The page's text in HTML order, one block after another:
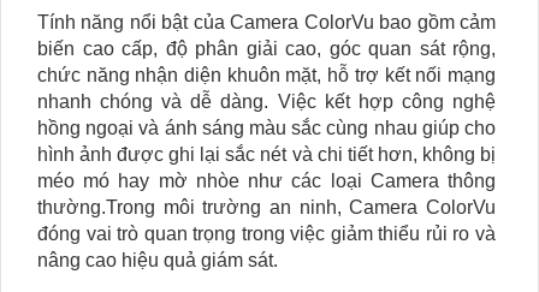
Tính năng nổi bật của Camera ColorVu bao gồm cảm
biến cao cấp, độ phân giải cao, góc quan sát rộng,
chức năng nhận diện khuôn mặt, hỗ trợ kết nối mạng
nhanh chóng và dễ dàng. Việc kết hợp công nghệ
hồng ngoại và ánh sáng màu sắc cùng nhau giúp cho
hình ảnh được ghi lại sắc nét và chi tiết hơn, không bị
méo mó hay mờ nhòe như các loại Camera thông
thường.Trong môi trường an ninh, Camera ColorVu
đóng vai trò quan trọng trong việc giảm thiểu rủi ro và
nâng cao hiệu quả giám sát.